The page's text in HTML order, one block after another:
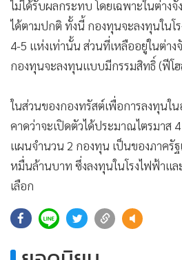
ไม่ได้รับผลกระทบ โดยเฉพาะในต่าง
ได้ตามปกติ ทั้งนี้ กองทุนจะลงทุนในโ
4-5 แห่งเท่านั้น ส่วนที่เหลืออยู่ในต่า
กองทุนจะลงทุนแบบมีกรรมสิทธิ์ (ฟีโฮ
ในส่วนของกองทรัสต์เพื่อการลงทุนใ
คาดว่าจะเปิดตัวได้ประมาณไตรมาส
แผนจำนวน 2 กองทุน เป็นของภาครั
หมื่นล้านบาท ซึ่งลงทุนในโรงไฟฟ้าแล
เลือก